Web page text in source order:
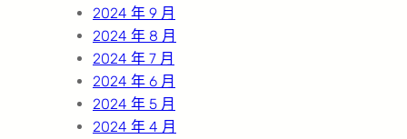
2024 年 9 月
2024 年 8 月
2024 年 7 月
2024 年 6 月
2024 年 5 月
2024 年 4 月